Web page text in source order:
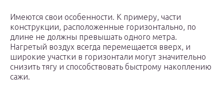
Имеются свои особенности. К примеру, части
конструкции, расположенные горизонтально, по
длине не должны превышать одного метра.
Нагретый воздух всегда перемещается вверх, и
широкие участки в горизонтали могут значительно
снизить тягу и способствовать быстрому накоплению
сажи.